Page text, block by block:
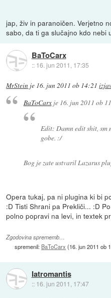
jap, živ in paranoičen. Verjetno
sabo, da ti ga slučajno kdo nebi
BaToCarx
:: 16. jun 2011, 17:35
MrStein je 16. jun 2011 ob 14:21
BaToCarxje 16. jun 2011 ob
Edit: Damn edit shit, sm
gobe. :/
Bog je zate ustvaril Lazarus
Opera tukaj, pa ni plugina ki bi
:D Tisti Shrani pa Prekliči... :D
polno popravi na levi, in textek
Zgodovina sprememb…
spremenil: BaToCarx (16. jun 2011 ob
Iatromantis
:: 16. jun 2011, 17:47